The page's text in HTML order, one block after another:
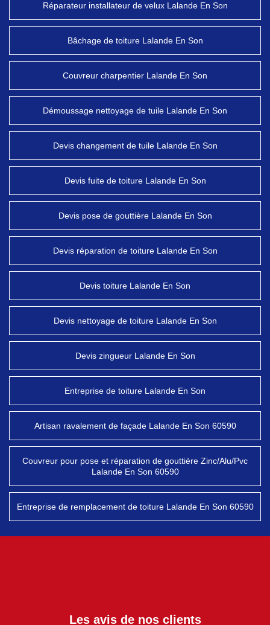
Réparateur installateur de velux Lalande En Son
Bâchage de toiture Lalande En Son
Couvreur charpentier Lalande En Son
Démoussage nettoyage de tuile Lalande En Son
Devis changement de tuile Lalande En Son
Devis fuite de toiture Lalande En Son
Devis pose de gouttière Lalande En Son
Devis réparation de toiture Lalande En Son
Devis toiture Lalande En Son
Devis nettoyage de toiture Lalande En Son
Devis zingueur Lalande En Son
Entreprise de toiture Lalande En Son
Artisan ravalement de façade Lalande En Son 60590
Couvreur pour pose et réparation de gouttière Zinc/Alu/Pvc
Lalande En Son 60590
Entreprise de remplacement de toiture Lalande En Son 60590
Les avis de nos clients